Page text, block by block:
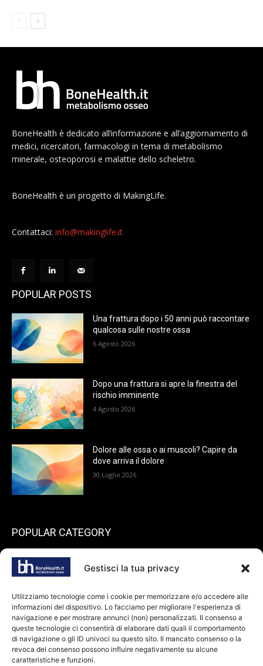
Gestisci la tua privacy
Utilizziamo tecnologie come i cookie per memorizzare e/o accedere alle
informazioni del dispositivo. Lo facciamo per migliorare l'esperienza di
navigazione e per mostrare annunci (non) personalizzati. Il consenso a
queste tecnologie ci consentirà di elaborare dati quali il comportamento
di navigazione o gli ID univoci su questo sito. Il mancato consenso o la
revoca del consenso possono influire negativamente su alcune
caratteristiche e funzioni.
BoneHealth è dedicato all’informazione e all’aggiornamento di
medici, ricercatori, farmacologi in tema di metabolismo
minerale, osteoporosi e malattie dello scheletro.
BoneHealth è un progetto di MakingLife.
Contattaci: info@makinglife.it
POPULAR POSTS
Una frattura dopo i 50 anni può raccontare
qualcosa sulle nostre ossa
6 Agosto 2026
Dopo una frattura si apre la finestra del
rischio imminente
4 Agosto 2026
Dolore alle ossa o ai muscoli? Capire da
dove arriva il dolore
30 Luglio 2026
POPULAR CATEGORY
endocrinologia
Spazio pazienti
73
reumatologia
45
ortopedia
40
odontoiatria
36
Farmaci
34